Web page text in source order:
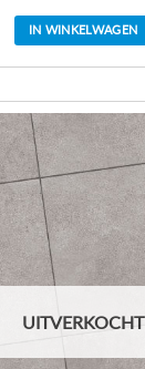
IN WINKELWAGEN
UITVERKOCHT